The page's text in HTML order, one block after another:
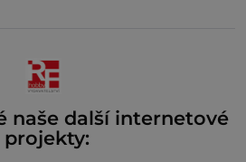
naše další internetové
projekty: